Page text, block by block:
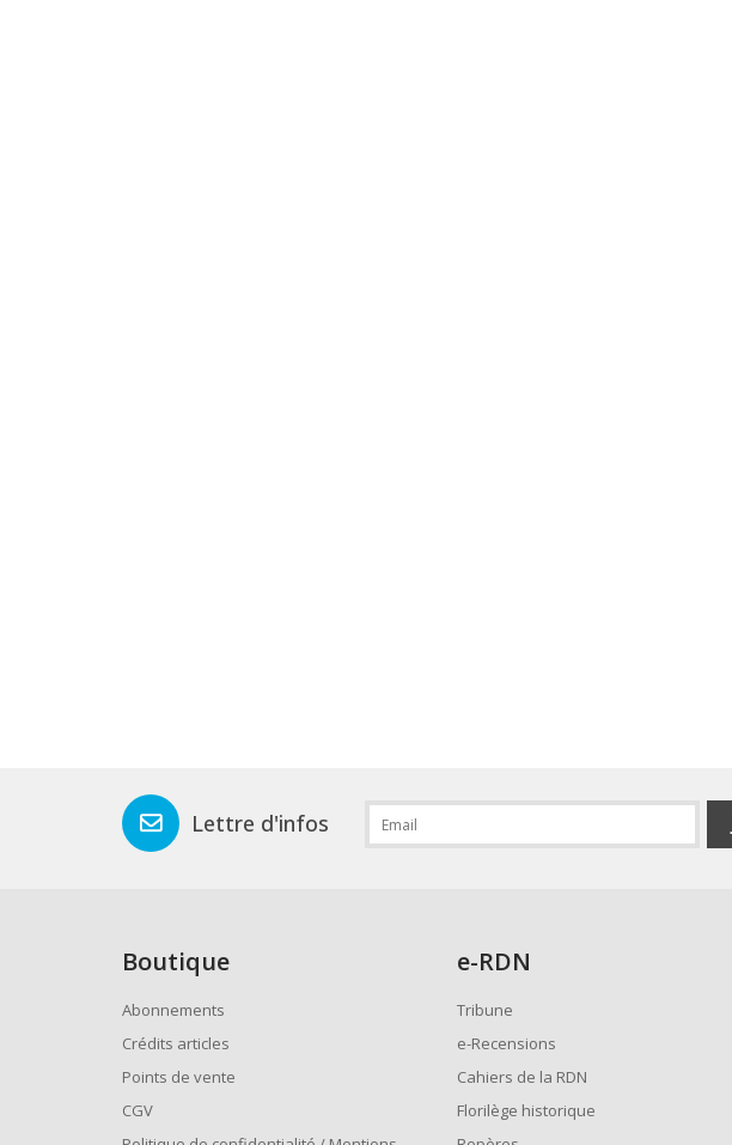
Lettre d'infos
Boutique
Abonnements
Crédits articles
Points de vente
CGV
e-RDN
Tribune
e-Recensions
Cahiers de la RDN
Florilège historique